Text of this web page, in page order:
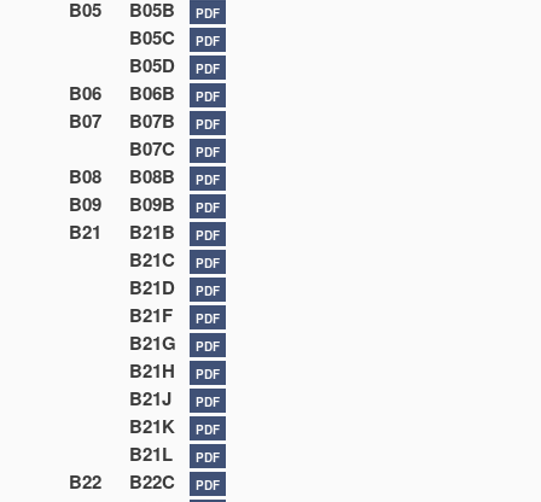
B05 B05B PDF
B05C PDF
B05D PDF
B06 B06B PDF
B07 B07B PDF
B07C PDF
B08 B08B PDF
B09 B09B PDF
B21 B21B PDF
B21C PDF
B21D PDF
B21F PDF
B21G PDF
B21H PDF
B21J PDF
B21K PDF
B21L PDF
B22 B22C PDF